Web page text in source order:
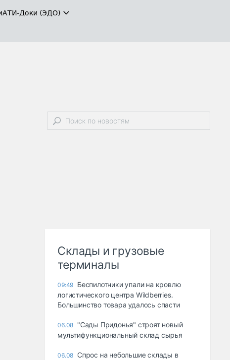
АТИ-Доки (ЭДО)
Склады и грузовые
терминалы
09:49 Беспилотники упали на кровлю
логистического центра Wildberries.
Большинство товара удалось спасти
06.08 "Сады Придонья" строят новый
мультифункциональный склад сырья
06.08 Спрос на небольшие склады в